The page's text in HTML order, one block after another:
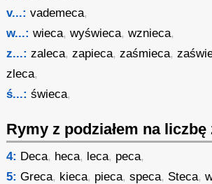
v...: vademeca,
w...: wieca,wyświeca,wznieca,
z...: zaleca,zapieca,zaśmieca,
zleca,
ś...: świeca,
Rymy z podziałem na liczbę
4: Deca, heca, leca, peca,
5: Greca, kieca, pieca,speca, Steca,